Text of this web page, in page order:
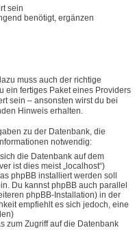
sein
benötigt, ergänzen
muss auch der richtige
ein fertiges Paket eines Providers
sein – ansonsten wirst du bei
Hinweis erhalten.
zu der Datenbank, die
notwendig:
die Datenbank auf dem
ist dies meist „localhost“)
phpBB installiert werden soll
Du kannst phpBB auch parallel
phpBB-Installation) in der
empfiehlt es sich jedoch, eine
zum Zugriff auf die Datenbank